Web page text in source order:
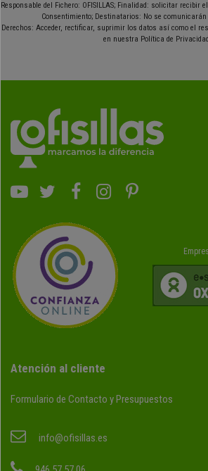
Responsable del Fichero: OFISILLAS; Finalidad: solicitar recibir
Consentimiento; Destinatarios: No se
Derechos: Acceder, rectificar, suprimir los datos así como el
en nuestra Política de
Atención al cliente
Formulario de Contacto y Presupuestos
info@ofisillas.es